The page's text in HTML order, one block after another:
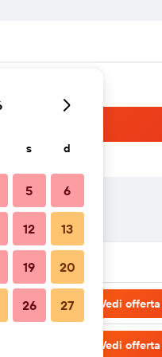
Vedi offerta
Vedi offerta
s d
5 6
12 13
19 20
26 27